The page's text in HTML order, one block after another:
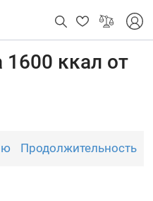
1600 ккал от
Продолжительность